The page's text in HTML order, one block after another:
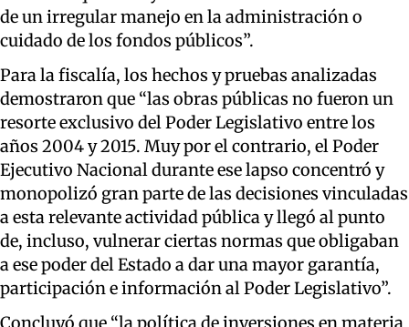
de un irregular manejo en la administración o
cuidado de los fondos públicos”.
Para la fiscalía, los hechos y pruebas analizadas
demostraron que “las obras públicas no fueron un
resorte exclusivo del Poder Legislativo entre los
años 2004 y 2015. Muy por el contrario, el Poder
Ejecutivo Nacional durante ese lapso concentró y
monopolizó gran parte de las decisiones vinculadas
a esta relevante actividad pública y llegó al punto
de, incluso, vulnerar ciertas normas que obligaban
a ese poder del Estado a dar una mayor garantía,
participación e información al Poder Legislativo”.